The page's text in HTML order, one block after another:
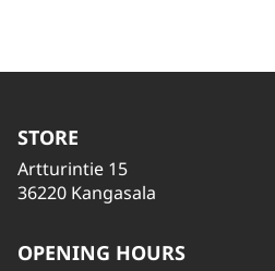
STORE
Artturintie 15
36220 Kangasala
OPENING HOURS